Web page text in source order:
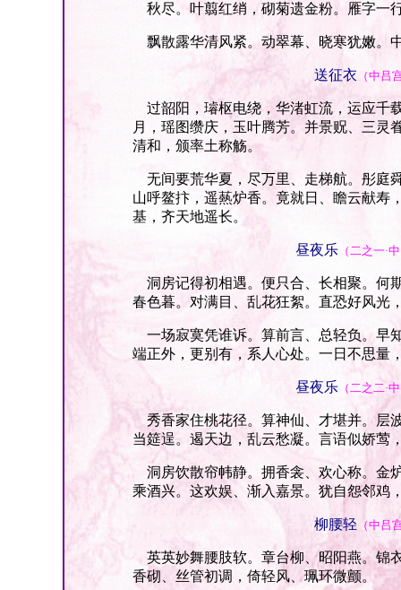
秋尽。叶翦红绡，砌菊遗金粉。雁字一
飘散露华清风紧。动翠幕、晓寒犹嫩。
送征衣 （中吕
过韶阳，璿枢电绕，华渚虹流，运应千
月，瑶图缵庆，玉叶腾芳。并景贶、三灵
清和，颁率土称觞。
无间要荒华夏，尽万里、走梯航。彤庭
山呼鳌抃，遥爇炉香。竟就日、瞻云献寿
基，齐天地遥长。
昼夜乐（二之一·
洞房记得初相遇。便只合、长相聚。何
春色暮。对满目、乱花狂絮。直恐好风光
一场寂寞凭谁诉。算前言、总轻负。早
端正外，更别有，系人心处。一日不思量
昼夜乐（二之二·
秀香家住桃花径。算神仙、才堪并。层
当筵逞。遏天边，乱云愁凝。言语似娇莺
洞房饮散帘帏静。拥香衾、欢心称。金
乘酒兴。这欢娱、渐入嘉景。犹自怨邻鸡
柳腰轻 （中吕
英英妙舞腰肢软。章台柳、昭阳燕。锦
香砌、丝管初调，倚轻风、珮环微颤。